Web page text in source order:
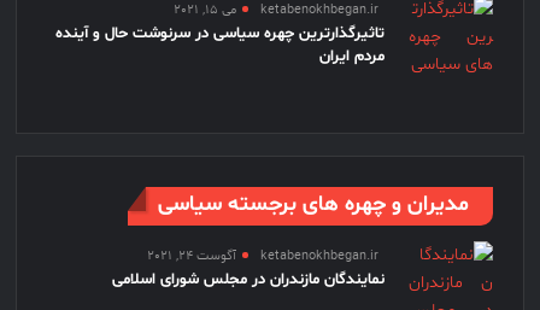
ketabenokhbegan.ir می 15, 2021
تاثیرگذارترین چهره سیاسی در سرنوشت حال و آینده
مردم ایران
مدیران و چهره های برجسته سیاسی
ketabenokhbegan.ir آگوست 24, 2021
نمایندگان مازندران در مجلس شورای اسلامی